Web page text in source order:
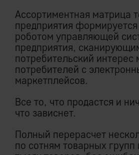
Ассортиментная матрица
предприятия
роботом управляющей
предприятия,
потребительский интерес
потребителей с
маркетплейсов.
Все то, что продастся и
что зависнет.
Полный перерасчет
по сотням товарных групп